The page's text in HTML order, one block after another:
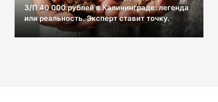
В Калининграде из-за ямочного ремонта на К.
Маркса гибнут липы
подталкивает к депрессии
З/П 40 000 рублей в Калининграде: легенда
или реальность. Эксперт ставит точку.